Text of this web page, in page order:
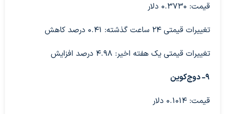
قیمت: ۰.۳۷۳۰ دلار
تغییرات قیمتی ۲۴ ساعت گذشته: ۰.۴۱ درصد کاهش
تغییرات قیمتی یک هفته اخیر: ۴.۹۸ درصد افزایش
۹- دوج‌کوین
قیمت: ۰.۱۰۱۴ دلار